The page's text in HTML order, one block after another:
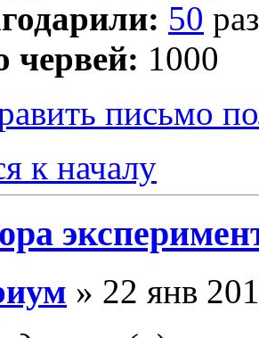
50
червей: 1000
письмо
к началу
» 22 янв